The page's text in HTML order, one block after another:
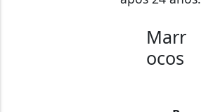
Marr
ocos